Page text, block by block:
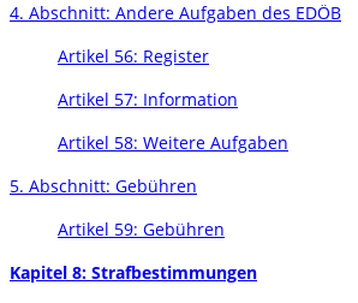
4. Abschnitt: Andere Aufgaben des EDÖB
Artikel 56: Register
Artikel 57: Information
Artikel 58: Weitere Aufgaben
5. Abschnitt: Gebühren
Artikel 59: Gebühren
Kapitel 8: Strafbestimmungen